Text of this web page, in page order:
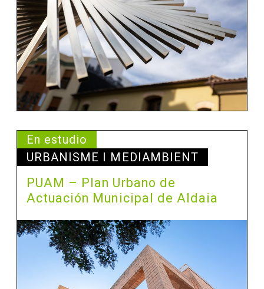
En estudio
URBANISME I MEDIAMBIENT
PUAM – Plan Urbano de
Actuación Municipal de Aldaia